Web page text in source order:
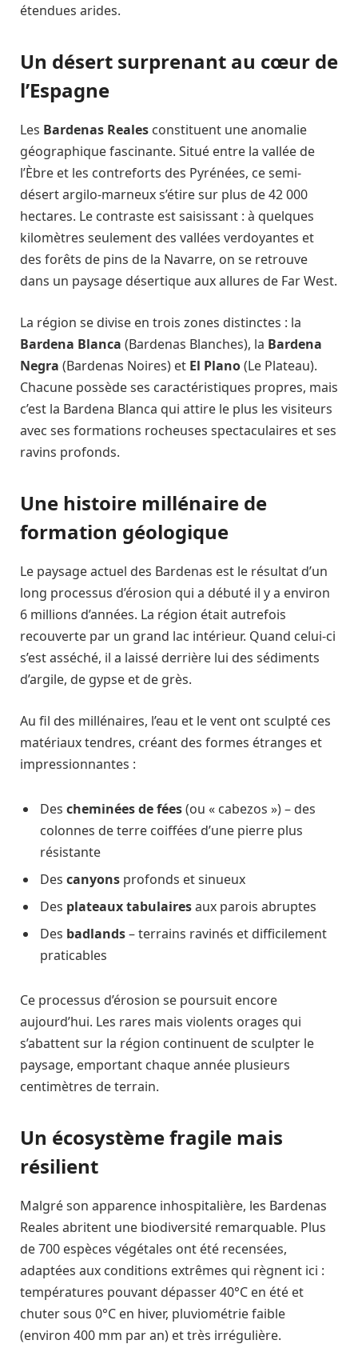
étendues arides.
Un désert surprenant au cœur de
l’Espagne
Les Bardenas Reales constituent une anomalie
géographique fascinante. Situé entre la vallée de
l’Èbre et les contreforts des Pyrénées, ce semi-
désert argilo-marneux s’étire sur plus de 42 000
hectares. Le contraste est saisissant : à quelques
kilomètres seulement des vallées verdoyantes et
des forêts de pins de la Navarre, on se retrouve
dans un paysage désertique aux allures de Far West.
La région se divise en trois zones distinctes : la
Bardena Blanca (Bardenas Blanches), la Bardena
Negra (Bardenas Noires) et El Plano(Le Plateau).
Chacune possède ses caractéristiques propres, mais
c’est la Bardena Blanca qui attire le plus les visiteurs
avec ses formations rocheuses spectaculaires et ses
ravins profonds.
Une histoire millénaire de
formation géologique
Le paysage actuel des Bardenas est le résultat d’un
long processus d’érosion qui a débuté il y a environ
6 millions d’années. La région était autrefois
recouverte par un grand lac intérieur. Quand celui-ci
s’est asséché, il a laissé derrière lui des sédiments
d’argile, de gypse et de grès.
Au fil des millénaires, l’eau et le vent ont sculpté ces
matériaux tendres, créant des formes étranges et
impressionnantes :
Des cheminées de fées(ou « cabezos ») – des
colonnes de terre coiffées d’une pierre plus
résistante
Des canyons profonds et sinueux
Des plateaux tabulairesaux parois abruptes
Des badlands– terrains ravinés et difficilement
praticables
Ce processus d’érosion se poursuit encore
aujourd’hui. Les rares mais violents orages qui
s’abattent sur la région continuent de sculpter le
paysage, emportant chaque année plusieurs
centimètres de terrain.
Un écosystème fragile mais
résilient
Malgré son apparence inhospitalière, les Bardenas
Reales abritent une biodiversité remarquable. Plus
de 700 espèces végétales ont été recensées,
adaptées aux conditions extrêmes qui règnent ici :
températures pouvant dépasser 40°C en été et
chuter sous 0°C en hiver, pluviométrie faible
(environ 400 mm par an) et très irrégulière.